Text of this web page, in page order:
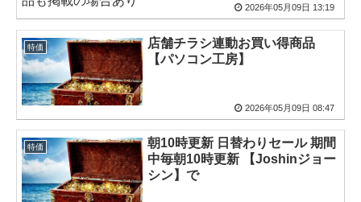
2026年05月09日 13:19
特価
店舗チラシ連動お買い得商品
【パソコン工房】
2026年05月09日 08:47
特価
朝10時更新 日替わりセール 期間
中毎朝10時更新 【Joshinジョー
シン】で